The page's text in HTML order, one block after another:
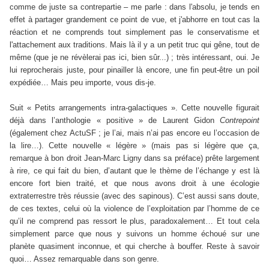
comme de juste sa contrepartie – me parle :dans l'absolu, je tends en
effet à partager grandement ce point de vue, et j'abhorre en tout cas la
réaction et ne comprends tout simplement pas le conservatisme et
l'attachement aux traditions. Mais là il y a un petit truc qui gêne, tout de
même (que je ne révèlerai pas ici, bien sûr...) ; très intéressant, oui. Je
lui reprocherais juste, pour pinailler là encore, une fin peut-être un poil
expédiée… Mais peu importe, vous dis-je.
Suit « Petits arrangements intra-galactiques ». Cette nouvelle figurait
déjà dans l’anthologie « positive » de Laurent Gidon Contrepoint
(également chez ActuSF ; je l’ai, mais n’ai pas encore eu l’occasion de
la lire…). Cette nouvelle « légère » (mais pas si légère que ça,
remarque à bon droit Jean-Marc Ligny dans sa préface) prête largement
à rire, ce qui fait du bien, d’autant que le thème de l’échange y est là
encore fort bien traité, et que nous avons droit à une écologie
extraterrestre très réussie (avec des sapinous). C’est aussi sans doute,
de ces textes, celui où la violence de l’exploitation par l’homme de ce
qu’il ne comprend pas ressort le plus, paradoxalement… Et tout cela
simplement parce que nous y suivons un homme échoué sur une
planète quasiment inconnue, et qui cherche à bouffer. Reste à savoir
quoi… Assez remarquable dans son genre.